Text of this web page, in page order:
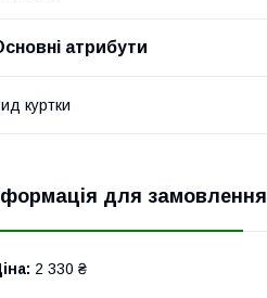
атрибути
куртки
для замовлення
2 330 ₴